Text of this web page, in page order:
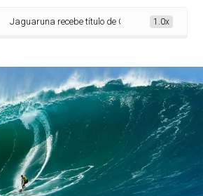
Jaguaruna recebe título de Capital Nacional da
1.0x